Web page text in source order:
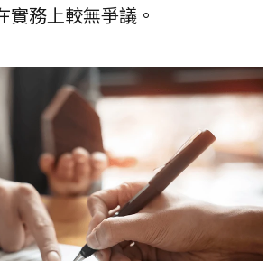
實務上較無爭議。